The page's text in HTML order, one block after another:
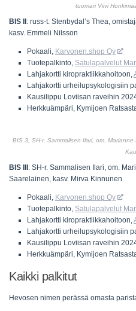
tuomari Viivi
BIS II: russ-t. Stenbydal’s Thea,
kasv. Emmeli Nilsson
Pokaali, Karvonen.shop Oy
Tuotepalkinto, Satulapalvelut
Lahjakortti kiropraktiikkahoitoon,
Lahjakortti urheilupsykologisiin
Kausilippu Loviisan raveihin
Herkkuämpäri, Kymijoen
BIS 3, SH-r. Sammalisen Ilari, om.
BIS III: SH-r. Sammalisen Ilari, om.
Saarelainen, kasv. Mirva Kinnunen
Pokaali, Karvonen.shop Oy
Tuotepalkinto, Satulapalvelut
Lahjakortti kiropraktiikkahoitoon,
Lahjakortti urheilupsykologisiin
Kausilippu Loviisan raveihin
Herkkuämpäri, Kymijoen
Kaikki palkitut
Hevosen nimen perässä omasta